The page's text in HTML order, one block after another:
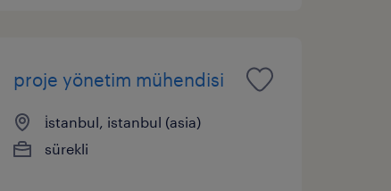
proje yönetim mühendisi
i̇stanbul, istanbul (asia)
sürekli